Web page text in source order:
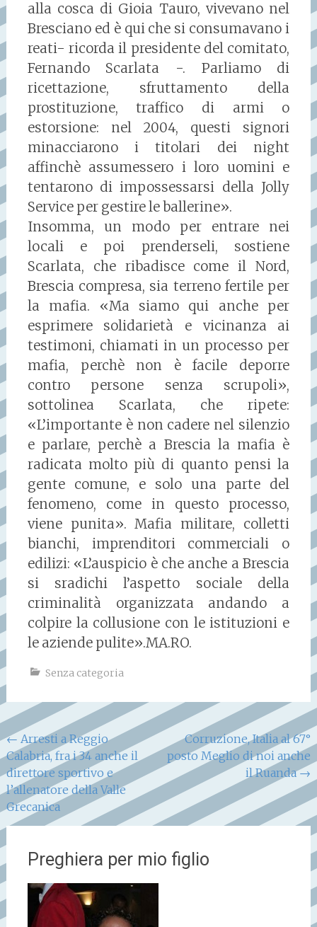
alla cosca di Gioia Tauro, vivevano nel
Bresciano ed è qui che si consumavano i
reati- ricorda il presidente del comitato,
Fernando Scarlata -. Parliamo di
ricettazione, sfruttamento della
prostituzione, traffico di armi o
estorsione: nel 2004, questi signori
minacciarono i titolari dei night
affinchè assumessero i loro uomini e
tentarono di impossessarsi della Jolly
Service per gestire le ballerine».
Insomma, un modo per entrare nei
locali e poi prenderseli, sostiene
Scarlata, che ribadisce come il Nord,
Brescia compresa, sia terreno fertile per
la mafia. «Ma siamo qui anche per
esprimere solidarietà e vicinanza ai
testimoni, chiamati in un processo per
mafia, perchè non è facile deporre
contro persone senza scrupoli»,
sottolinea Scarlata, che ripete:
«L’importante è non cadere nel silenzio
e parlare, perchè a Brescia la mafia è
radicata molto più di quanto pensi la
gente comune, e solo una parte del
fenomeno, come in questo processo,
viene punita». Mafia militare, colletti
bianchi, imprenditori commerciali o
edilizi: «L’auspicio è che anche a Brescia
si sradichi l’aspetto sociale della
criminalità organizzata andando a
colpire la collusione con le istituzioni e
le aziende pulite».MA.RO.
Senza categoria
Navigazione
articoli
← Arresti a Reggio
Calabria, fra i 34 anche il
direttore sportivo e
l’allenatore della Valle
Grecanica
Corruzione, Italia al 67°
posto Meglio di noi anche
il Ruanda→
Preghiera per mio figlio